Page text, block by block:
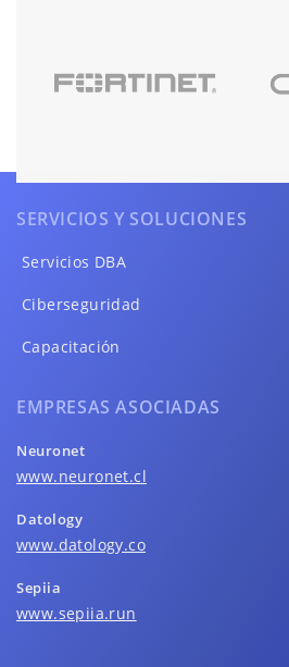
SERVICIOS Y SOLUCIONES
Servicios DBA
Ciberseguridad
Capacitación
EMPRESAS ASOCIADAS
Neuronet
www.neuronet.cl
Datology
www.datology.co
Sepiia
www.sepiia.run